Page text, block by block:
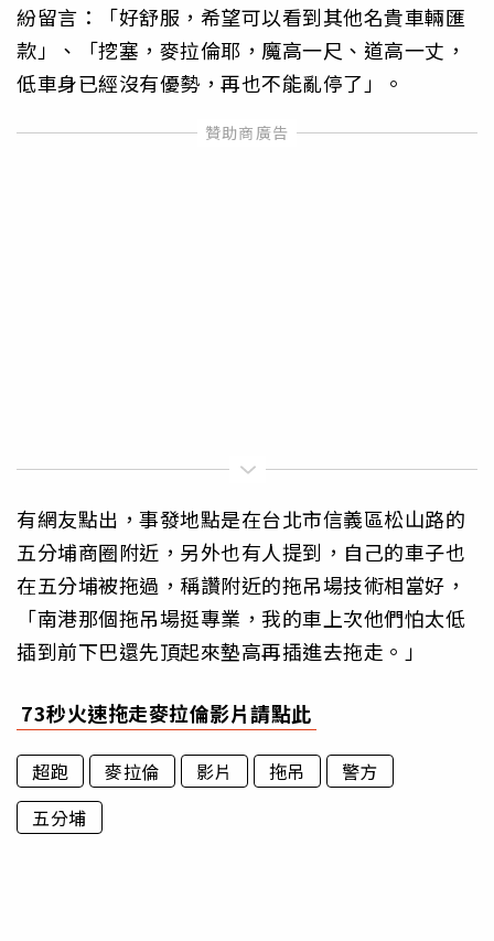
紛留言：「好舒服，希望可以看到其他名貴車輛匯
款」、「挖塞，麥拉倫耶，魔高一尺、道高一丈，
低車身已經沒有優勢，再也不能亂停了」。
有網友點出，事發地點是在台北市信義區松山路的
五分埔商圈附近，另外也有人提到，自己的車子也
在五分埔被拖過，稱讚附近的拖吊場技術相當好，
「南港那個拖吊場挺專業，我的車上次他們怕太低
插到前下巴還先頂起來墊高再插進去拖走。」
73秒火速拖走麥拉倫影片請點此
超跑 麥拉倫 影片 拖吊
警方
五分埔